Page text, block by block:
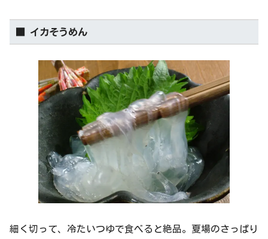
■ イカそうめん
細く切って、冷たいつゆで食べると絶品。夏場のさっぱり